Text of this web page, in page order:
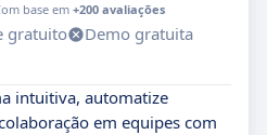
base em+200 avaliações
gratuito
Demo gratuita
intuitiva, automatize
em equipes com